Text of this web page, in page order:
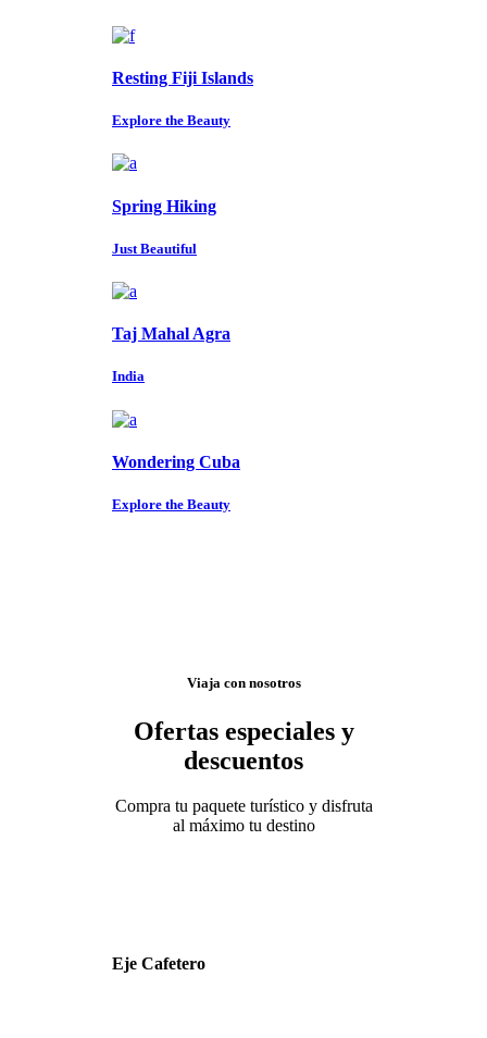
Resting Fiji Islands
Explore the Beauty
Spring Hiking
Just Beautiful
Taj Mahal Agra
India
Wondering Cuba
Explore the Beauty
Viaja con nosotros
Ofertas especiales y
descuentos
Compra tu paquete turístico y disfruta
al máximo tu destino
Eje Cafetero